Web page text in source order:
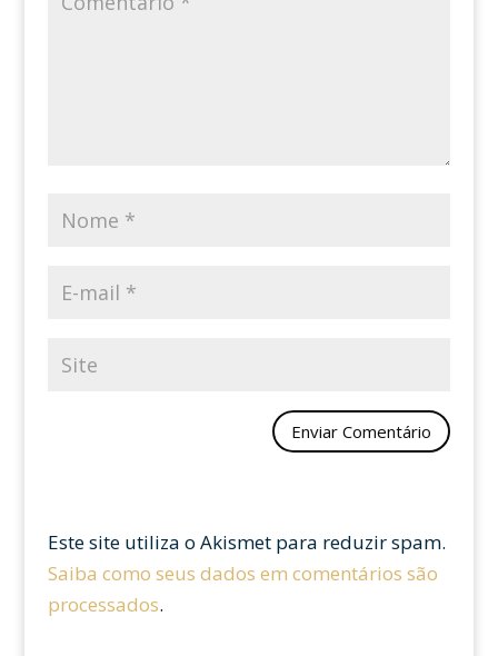
Este site utiliza o Akismet para reduzir spam.
Saiba como seus dados em comentários são
processados.